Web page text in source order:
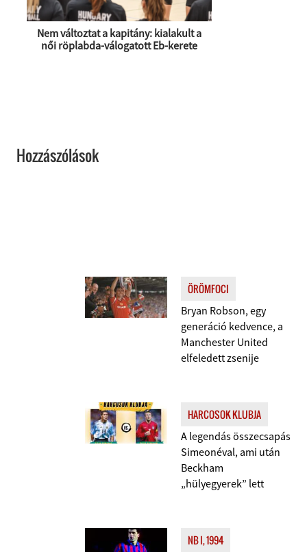
Nem változtat a kapitány: kialakult a
női röplabda-válogatott Eb-kerete
Hozzászólások
ÖRÖMFOCI
Bryan Robson, egy
generáció kedvence, a
Manchester United
elfeledett zsenije
HARCOSOK KLUBJA
A legendás összecsapás
Simeonéval, ami után
Beckham
„hülyegyerek” lett
NB I, 1994